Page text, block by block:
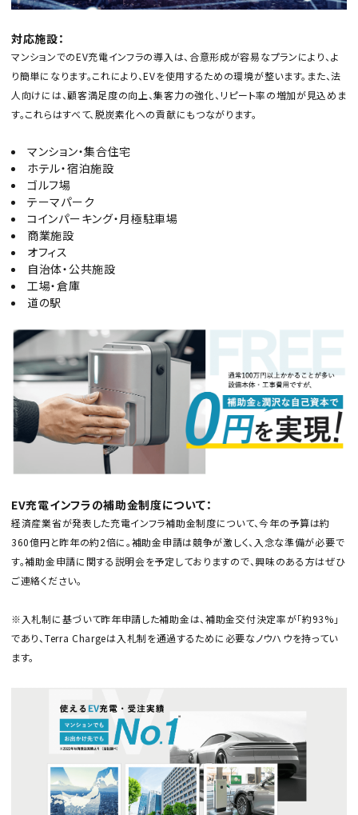
対応施設：
マンションでのEV充電インフラの導入は、合意形成が容易なプランにより、よ
り簡単になります。これにより、EVを使用するための環境が整います。また、法
人向けには、顧客満足度の向上、集客力の強化、リピート率の増加が見込めま
す。これらはすべて、脱炭素化への貢献にもつながります。
マンション・集合住宅
ホテル・宿泊施設
ゴルフ場
テーマパーク
コインパーキング・月極駐車場
商業施設
オフィス
自治体・公共施設
工場・倉庫
道の駅
EV充電インフラの補助金制度について：
経済産業省が発表した充電インフラ補助金制度について、今年の予算は約
360億円と昨年の約2倍に。補助金申請は競争が激しく、入念な準備が必要で
す。補助金申請に関する説明会を予定しておりますので、興味のある方はぜひ
ご連絡ください。
※入札制に基づいて昨年申請した補助金は、補助金交付決定率が「約93%」
であり、Terra Chargeは入札制を通過するために必要なノウハウを持ってい
ます。